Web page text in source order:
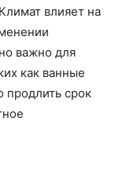
влияет на
важно для
как ванные
продлить срок